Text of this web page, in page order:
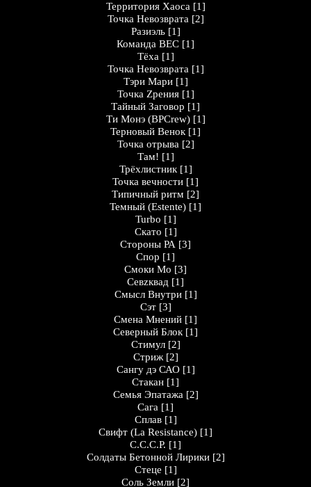
Территория Хаоса [1]
Точка Невозврата [2]
Разиэль [1]
Команда ВЕС [1]
Тёха [1]
Точка Невозврата [1]
Тэри Мари [1]
Точка Zрения [1]
Тайный Заговор [1]
Ти Монэ (BPCrew) [1]
Терновый Венок [1]
Точка отрыва [2]
Там! [1]
Трёхлистник [1]
Точка вечности [1]
Типичный ритм [2]
Темный (Estente) [1]
Turbo [1]
Скато [1]
Стороны РА [3]
Спор [1]
Смоки Мо [3]
Севzквад [1]
Смысл Внутри [1]
Сэт [3]
Смена Мнений [1]
Северный Блок [1]
Стимул [2]
Стриж [2]
Сангу дэ САО [1]
Стакан [1]
Семья Эпатажа [2]
Сага [1]
Сплав [1]
Свифт (La Resistance) [1]
С.С.С.Р. [1]
Солдаты Бетонной Лирики [2]
Стеце [1]
Соль Земли [2]